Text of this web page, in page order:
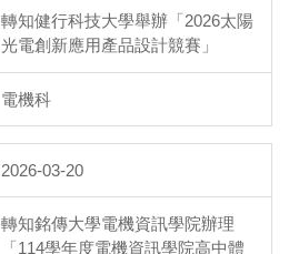
轉知健行科技大學舉辦「2026太陽
光電創新應用產品設計競賽」
電機科
2026-03-20
轉知銘傳大學電機資訊學院辦理
「114學年度電機資訊學院高中體